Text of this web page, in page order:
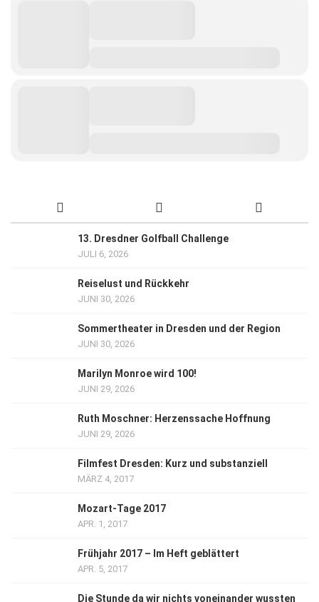
13. Dresdner Golfball Challenge
JULI 6, 2026
Reiselust und Rückkehr
JUNI 30, 2026
Sommertheater in Dresden und der Region
JUNI 30, 2026
Marilyn Monroe wird 100!
JUNI 29, 2026
Ruth Moschner: Herzenssache Hoffnung
JUNI 29, 2026
Filmfest Dresden: Kurz und substanziell
MÄRZ 4, 2017
Mozart-Tage 2017
APR. 1, 2017
Frühjahr 2017 – Im Heft geblättert
APR. 5, 2017
Die Stunde da wir nichts voneinander wussten